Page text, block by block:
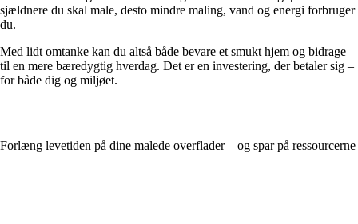
sjældnere du skal male, desto mindre maling, vand og energi forbruger
du.
Med lidt omtanke kan du altså både bevare et smukt hjem og bidrage
til en mere bæredygtig hverdag. Det er en investering, der betaler sig –
for både dig og miljøet.
Forlæng levetiden på dine malede overflader – og spar på ressourcerne